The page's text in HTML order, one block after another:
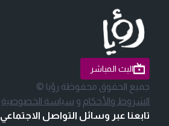
البث المباشر
جميع الحقوق محفوظة رؤيا ©
الشروط والأحكام و سياسة الخصوصية
تابعنا عبر وسائل التواصل الاجتماعي